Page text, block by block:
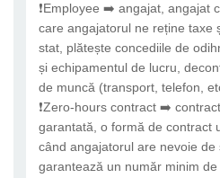
❗Employee ➡️ angajat, angajat
care angajatorul ne reține taxe
stat, plătește concediile de
și echipamentul de lucru,
de muncă (transport, telefon,
❗Zero-hours contract ➡️
garantată, o formă de contract
când angajatorul are nevoie de
garantează un număr minim